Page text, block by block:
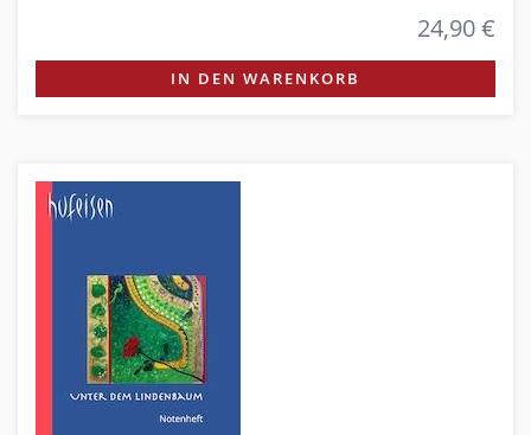
24,90 €
IN DEN WARENKORB